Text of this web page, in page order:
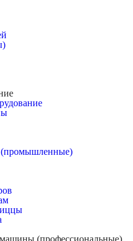
(промышленные)
(профессиональные)